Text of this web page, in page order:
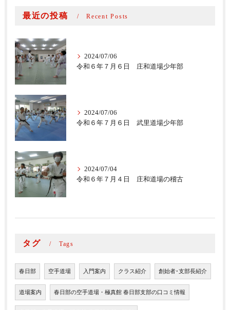
最近の投稿 Recent Posts
2024/07/06
令和６年７月６日 庄和道場少年部
2024/07/06
令和６年７月６日 武里道場少年部
2024/07/04
令和６年７月４日 庄和道場の稽古
タグ Tags
春日部 空手道場 入門案内 クラス紹介 創始者･支部長紹介
道場案内 春日部の空手道場・極真館 春日部支部の口コミ情報